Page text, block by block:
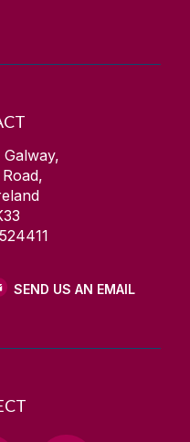
SEND US AN EMAIL